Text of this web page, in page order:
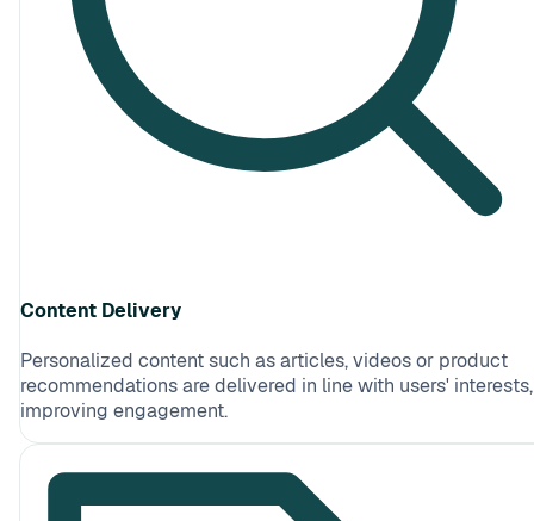
Content Delivery
Personalized content such as articles, videos or product
recommendations are delivered in line with users' interests,
improving engagement.